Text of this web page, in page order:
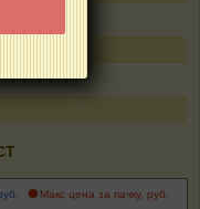
Макс цена за пачку, руб.